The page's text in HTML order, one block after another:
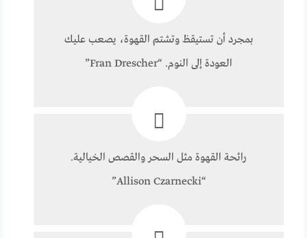
بمجرد أن تستيقظ وتشتم القهوة، يصعب عليك
العودة إلى النوم. “Fran Drescher”
رائحة القهوة مثل السحر والقصص الخيالية.
“Allison Czarnecki”